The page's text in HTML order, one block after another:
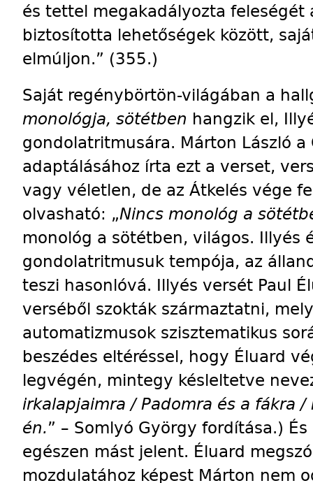
és tettel megakadályozta
biztosította lehetőségek között,
elmúljon.” (355.)
Saját regénybörtön-világában a
monológja, sötétben hangzik el,
gondolatritmusára. Márton László a
adaptálásához írta ezt a verset,
vagy véletlen, de az Átkelés vége
olvasható: „Nincs monológ a
monológ a sötétben, világos. Illyés
gondolatritmusuk tempója, az
teszi hasonlóvá. Illyés versét Paul
verséből szokták származtatni,
automatizmusok szisztematikus
beszédes eltéréssel, hogy Éluard
legvégén, mintegy késleltetve
irkalapjaimra / Padomra és a fákra
én.” – Somlyó György fordítása.)
egészen mást jelent. Éluard
mozdulatához képest Márton nem